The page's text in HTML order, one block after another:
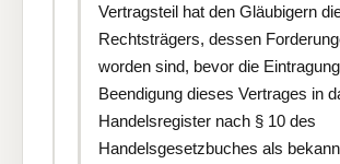
Vertragsteil hat den Gläubigern
Rechtsträgers, dessen
worden sind, bevor die
Beendigung dieses Vertrages in
Handelsregister nach § 10 des
Handelsgesetzbuches als